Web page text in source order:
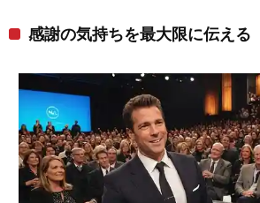
感謝の気持ちを最大限に伝える